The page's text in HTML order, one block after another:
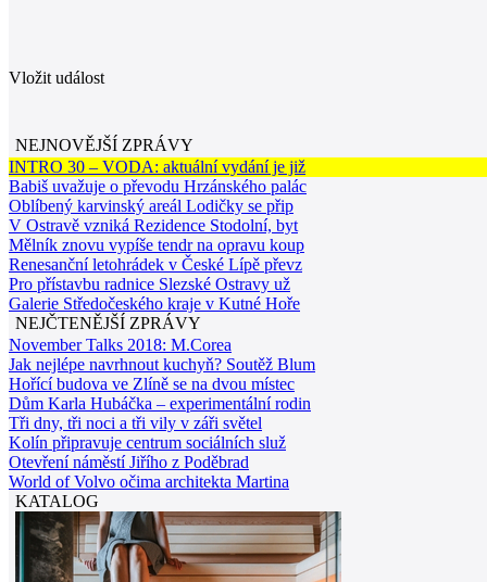
Vložit událost
NEJNOVĚJŠÍ ZPRÁVY
INTRO 30 – VODA: aktuální vydání je již
Babiš uvažuje o převodu Hrzánského palác
Oblíbený karvinský areál Lodičky se přip
V Ostravě vzniká Rezidence Stodolní, byt
Mělník znovu vypíše tendr na opravu koup
Renesanční letohrádek v České Lípě převz
Pro přístavbu radnice Slezské Ostravy už
Galerie Středočeského kraje v Kutné Hoře
NEJČTENĚJŠÍ ZPRÁVY
November Talks 2018: M.Corea
Jak nejlépe navrhnout kuchyň? Soutěž Blum
Hořící budova ve Zlíně se na dvou místec
Dům Karla Hubáčka – experimentální rodin
Tři dny, tři noci a tři vily v záři světel
Kolín připravuje centrum sociálních služ
Otevření náměstí Jiřího z Poděbrad
World of Volvo očima architekta Martina
KATALOG